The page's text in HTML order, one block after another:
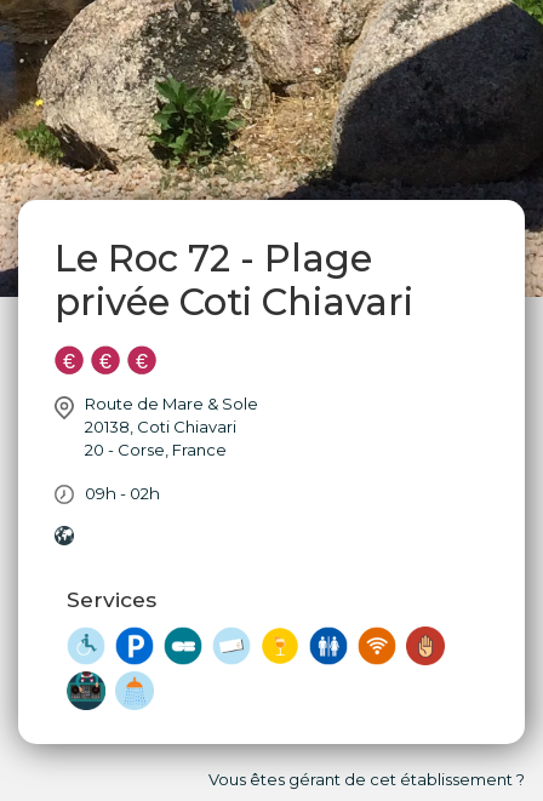
Le Roc 72 - Plage
privée Coti Chiavari
Route de Mare & Sole
20138 Coti Chiavari
20 - Corse France
09h - 02h
Services
Vous êtes gérant de cet établissement ?